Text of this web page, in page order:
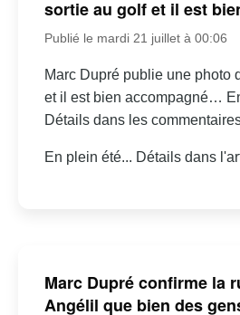
sortie au golf et il est
Publié le mardi 21 juillet à 00:06
Marc Dupré publie une photo
et il est bien accompagné…
Détails dans les
En plein été... Détails dans
Marc Dupré confirme la
Angélil que bien des